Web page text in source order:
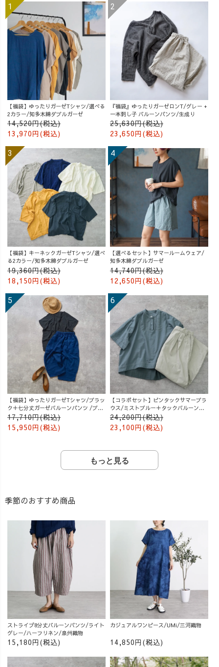
【福袋】ゆったりガーゼTシャツ/選べる
2カラー/知多木綿ダブルガーゼ
14,520円(税込)
13,970円(税込)
『福袋』ゆったりガーゼロンT/グレー +
一本刺し子 バルーンパンツ/生成り
25,630円(税込)
23,650円(税込)
【福袋】キーネックガーゼTシャツ/選べ
る2カラー/知多木綿ダブルガーゼ
19,360円(税込)
18,150円(税込)
【選べるセット】サマールームウェア/
知多木綿ダブルガーゼ
14,740円(税込)
12,650円(税込)
【福袋】ゆったりガーゼTシャツ/ブラッ
ク＋七分丈ガーゼバルーンパンツ /ブル
ー
17,710円(税込)
15,950円(税込)
【コラボセット】ピンタックサマーブラ
ウス/ミストブルー＋タックバルーンパ
ンツ/グレージュ
24,200円(税込)
23,100円(税込)
もっと見る
季節のおすすめ商品
ストライプ8分丈バルーンパンツ/ライト
グレー/ハーフリネン/泉州織物
15,180円(税込)
カジュアルワンピース/UMi/三河織物
14,850円(税込)